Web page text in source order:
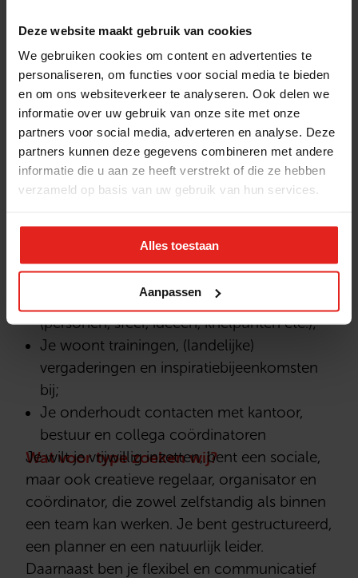
Deze website maakt gebruik van cookies
We gebruiken cookies om content en advertenties te
personaliseren, om functies voor social media te bieden
en om ons websiteverkeer te analyseren. Ook delen we
informatie over uw gebruik van onze site met onze
partners voor social media, adverteren en analyse. Deze
partners kunnen deze gegevens combineren met andere
informatie die u aan ze heeft verstrekt of die ze hebben
verzameld op basis van uw gebruik van hun services.
Alles toestaan
Aanpassen
Je organiseert, plant en zit vergaderingen
voor in het kernteam;
Je zorgt voor het naleven van de gemaakte
afspraken om de stichting goed uit te
dragen;
Samen met je kernteam zorg je voor het
realiseren van de restaurantcampagne,
andere campagnes, waardevolle
Je signaleert zaken die spelen in het
kernteam en bij andere vrijwilligers
(personen, sfeer, ideeën, knelpunten etc.);
Je woont trainingen, (landelijke)
vergaderingen en inspiratiebijeenkomsten
bij;
Je onderhoudt contacten met kantoor,
bestuur en collega coördinatoren
Wat voor type zoeken wij?
Je wilt je vrijwillig inzetten, bent een sociale,
maar ook creatieve regelaar, organisator en
coördinator, die zowel zelfstandig als binnen
een team kan werken. Je bent gestructureerd,
een planner en een natuurlijk leider.
Daarnaast ben je flexibel en communicatief